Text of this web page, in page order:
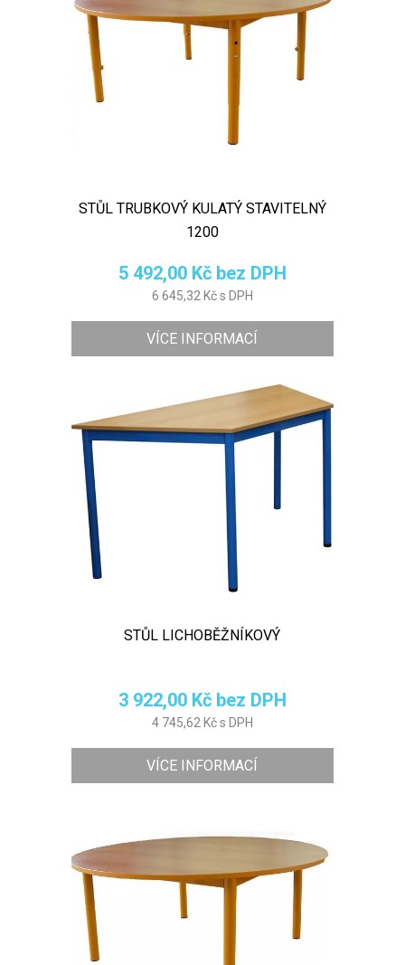
STŮL TRUBKOVÝ KULATÝ STAVITELNÝ
1200
5 492,00 Kč bez DPH
6 645,32 Kč s DPH
VÍCE INFORMACÍ
STŮL LICHOBĚŽNÍKOVÝ
3 922,00 Kč bez DPH
4 745,62 Kč s DPH
VÍCE INFORMACÍ